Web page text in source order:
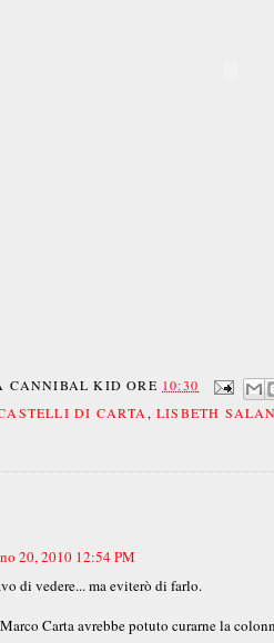
CANNIBAL KID ORE 10:30
DI CARTA,LISBETH
20, 2010 12:54 PM
di vedere... ma eviterò di farlo.
Carta avrebbe potuto curarne la